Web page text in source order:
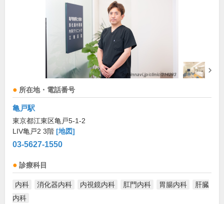
所在地・電話番号
亀戸駅
東京都江東区亀戸5-1-2
LIV亀戸2 3階 [地図]
03-5627-1550
診療科目
内科 消化器内科 内視鏡内科 肛門内科 胃腸内科
肝臓
内科